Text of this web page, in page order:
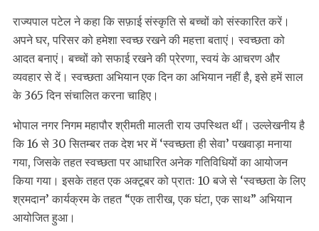
राज्यपाल पटेल ने कहा कि सफ़ाई संस्कृति से बच्चों को संस्कारित करें।
अपने घर, परिसर को हमेशा स्वच्छ रखने की महत्ता बताएं। स्वच्छता को
आदत बनाएं। बच्चों को सफाई रखने की प्रेरणा, स्वयं के आचरण और
व्यवहार से दें। स्वच्छता अभियान एक दिन का अभियान नहीं है, इसे हमें साल
के 365 दिन संचालित करना चाहिए।
भोपाल नगर निगम महापौर श्रीमती मालती राय उपस्थित थीं। उल्लेखनीय है
कि 16 से 30 सितम्बर तक देश भर में ‘स्वच्छता ही सेवा’ पखवाड़ा मनाया
गया, जिसके तहत स्वच्छता पर आधारित अनेक गतिविधियों का आयोजन
किया गया। इसके तहत एक अक्टूबर को प्रातः 10 बजे से ‘स्वच्छता के लिए
श्रमदान’ कार्यक्रम के तहत “एक तारीख, एक घंटा, एक साथ” अभियान
आयोजित हुआ।